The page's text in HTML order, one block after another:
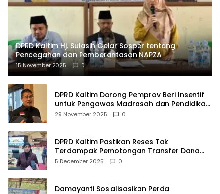
DPRD Kaltim Hj. Sulasih Gelar Sosper tentang
Pencegahan dan Pemberantasan NAPZA
15 November 2025 0
DPRD Kaltim Dorong Pemprov Beri Insentif
untuk Pengawas Madrasah dan Pendidikan
Agama
29 November 2025 0
DPRD Kaltim Pastikan Reses Tak
Terdampak Pemotongan Transfer Dana
Pusat
5 December 2025 0
Damayanti Sosialisasikan Perda